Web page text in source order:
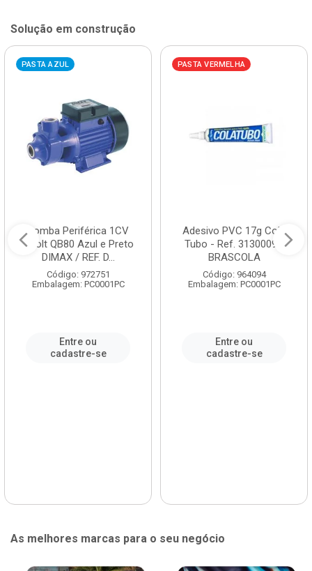
Solução em construção
PASTA AZUL
Bomba Periférica 1CV
Bivolt QB80 Azul e Preto
DIMAX / REF. D...
Código: 972751
Embalagem: PC0001PC
Entre ou
cadastre-se
PASTA VERMELHA
Adesivo PVC 17g Cola
Tubo - Ref. 3130009 -
BRASCOLA
Código: 964094
Embalagem: PC0001PC
Entre ou
cadastre-se
As melhores marcas para o seu negócio